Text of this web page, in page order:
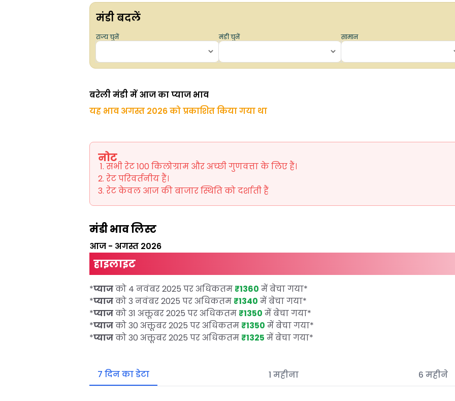
मंडी बदलें
राज्य चुनें मंडी चुनें सामान
बरेली मंडी में आज का प्याज भाव
यह भाव अगस्त 2026 को प्रकाशित किया गया था
नोट
सभी रेट 100 किलोग्राम और अच्छी गुणवत्ता के लिए हैं।
रेट परिवर्तनीय हैं।
रेट केवल आज की बाजार स्थिति को दर्शाती हैं
मंडी भाव लिस्ट
आज - अगस्त 2026
हाइलाइट
*प्याजको 4 नवंबर 2025 पर अधिकतम ₹1360 में बेचा गया*
*प्याजको 3 नवंबर 2025 पर अधिकतम ₹1340 में बेचा गया*
*प्याजको 31 अक्तूबर 2025 पर अधिकतम ₹1350 में बेचा गया*
*प्याजको 30 अक्तूबर 2025 पर अधिकतम ₹1350 में बेचा गया*
*प्याजको 30 अक्तूबर 2025 पर अधिकतम ₹1325 में बेचा गया*
7 दिन का डेटा 1 महीना 6 महीने